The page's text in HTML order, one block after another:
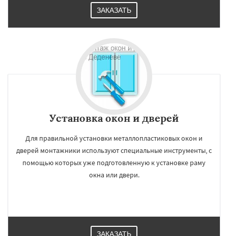
ЗАКАЗАТЬ
Установка окон и дверей
Для правильной установки металлопластиковых окон и
дверей монтажники используют специальные инструменты, с
помощью которых уже подготовленную к установке раму
окна или двери.
ЗАКАЗАТЬ